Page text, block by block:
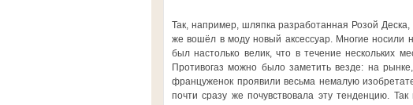
Так, например, шляпка разработанная Розой
же вошёл в моду новый аксессуар. Многие носили
был настолько велик, что в течение нескольких
Противогаз можно было заметить везде: на
француженок проявили весьма немалую
почти сразу же почувствовала эту тенденцию.